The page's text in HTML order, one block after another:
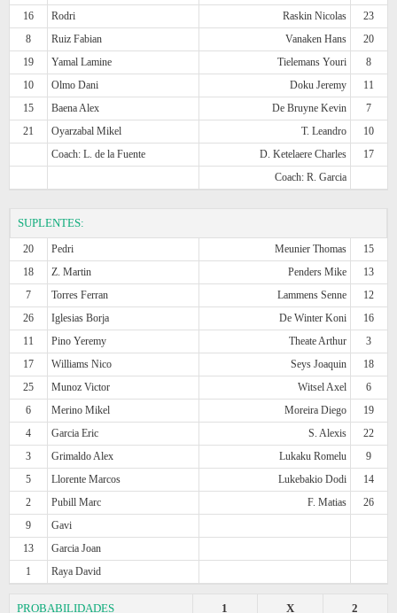
16
Rodri Raskin Nicolas
23
8
Ruiz Fabian Vanaken Hans
20
19
Yamal Lamine Tielemans Youri
8
10
Olmo Dani Doku Jeremy
11
15
Baena Alex De Bruyne Kevin
7
21
Oyarzabal Mikel T. Leandro
10
Coach: L. de la Fuente
D. Ketelaere Charles
17
Coach: R. Garcia
SUPLENTES:
20 Pedri Meunier Thomas
15
18
Z. Martin Penders Mike
13
7
Torres Ferran Lammens Senne
12
26
Iglesias Borja De Winter Koni
16
11
Pino Yeremy Theate Arthur
3
17
Williams Nico Seys Joaquin
18
25
Munoz Victor Witsel Axel
6
6
Merino Mikel Moreira Diego
19
4
Garcia Eric S. Alexis
22
3
Grimaldo Alex Lukaku Romelu
9
5
Llorente Marcos Lukebakio Dodi
14
2
Pubill Marc F. Matias
26
9
Gavi
13
Garcia Joan
1
Raya David
PROBABILIDADES 2
X
1